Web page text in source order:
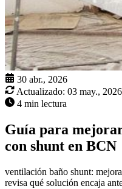
30 abr., 2026
Actualizado: 03 may., 2026
4 min lectura
Guía para
con shunt en BCN
ventilación baño shunt:
revisa qué solución encaja